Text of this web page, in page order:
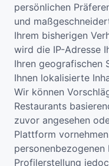
persönlichen
und
Ihrem bisherigen
wird die IP-Adresse
Ihren geografischen
Ihnen lokalisierte
Wir können
Restaurants
zuvor angesehen
Plattform
personenbezogenen
Profilerstellung